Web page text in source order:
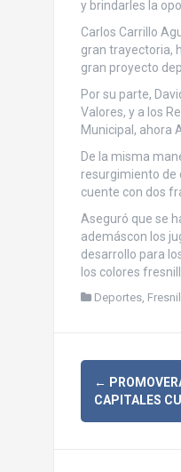
y brindarles la
Carlos Carrillo
gran trayectoria,
gran proyecto
Por su parte,
Valores, y a los
Municipal, ahora
De la misma
resurgimiento de
cuente con dos
Aseguró que se
ademáscon los
desarrollo para
los colores
Deportes,
N
a
←
CAPITALES